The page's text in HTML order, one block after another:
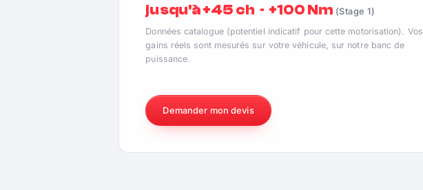
jusqu'à +45 ch · +100 Nm (Stage 1)
Données catalogue (potentiel indicatif pour cette motorisation). Vos
gains réels sont mesurés sur votre véhicule, sur notre banc de
puissance.
Demander mon devis